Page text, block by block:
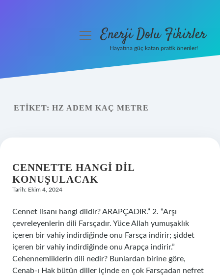
Yasal Uyarı
menüyüEnerji Dolu Fikirler
Hayatına güç katan pratik öneriler!
ETIKET: HZ ADEM KAÇ METRE
CENNETTE HANGI DIL
KONUŞULACAK
Tarih: Ekim 4, 2024
Cennet lisanı hangi dildir? ARAPÇADIR.” 2. “Arşı
çevreleyenlerin dili Farsçadır. Yüce Allah yumuşaklık
içeren bir vahiy indirdiğinde onu Farsça indirir; şiddet
içeren bir vahiy indirdiğinde onu Arapça indirir.”
Cehennemliklerin dili nedir? Bunlardan birine göre,
Cenab-ı Hak bütün diller içinde en çok Farsçadan nefret